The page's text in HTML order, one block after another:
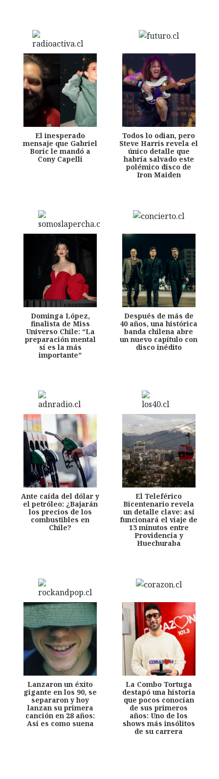
El inesperado
mensaje que Gabriel
Boric le mandó a
Cony Capelli
Todos lo odian, pero
Steve Harris revela el
único detalle que
habría salvado este
polémico disco de
Iron Maiden
Dominga López,
finalista de Miss
Universo Chile: “La
preparación mental
sí es la más
importante”
Después de más de
40 años, una histórica
banda chilena abre
un nuevo capítulo con
disco inédito
Ante caída del dólar y
el petróleo: ¿Bajarán
los precios de los
combustibles en
Chile?
El Teleférico
Bicentenario revela
un detalle clave: así
funcionará el viaje de
13 minutos entre
Providencia y
Huechuraba
Lanzaron un éxito
gigante en los 90, se
separaron y hoy
lanzan su primera
canción en 28 años:
Así es como suena
La Combo Tortuga
destapó una historia
que pocos conocían
de sus primeros
años: Uno de los
shows más insólitos
de su carrera